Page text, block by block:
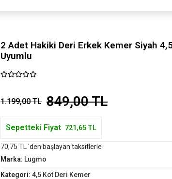
2 Adet Hakiki Deri Erkek Kemer Siyah
Uyumlu
1.199,00 TL 849,00 TL
Sepetteki Fiyat 721,65 TL
70,75 TL 'den başlayan taksitlerle
Marka: Lugmo
Kategori: 4,5 Kot Deri Kemer